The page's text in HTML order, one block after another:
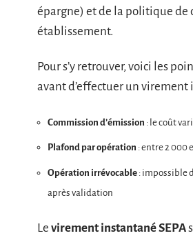
épargne) et de la politique de
établissement.
Pour s’y retrouver, voici les
avant d’effectuer un virement
Commission d’émission : le coût
Plafond par opération : entre 2 000
Opération irrévocable : impossible
après validation
Le virement instantané SEPA